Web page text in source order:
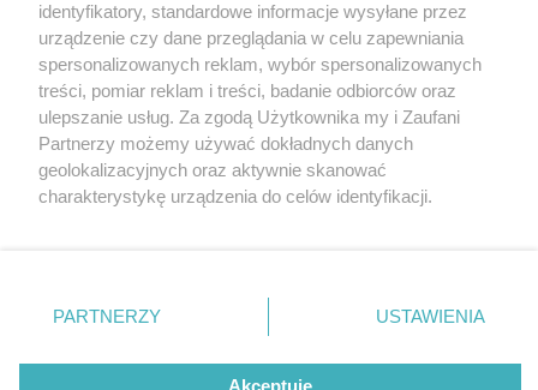
2 / 0
Nie zapomnij
zapoznać się z:
polityką prywatności regulamin korzystania z portali
Twojemiasto
Piekary Śląskie
Chorzów
Tarnowskie Góry
Gliwice
Skontakuj sięz nami
Kontakt
Wydawca
Redakcja
identyfikatory, standardowe informacje wysyłane przez
urządzenie czy dane przeglądania w celu zapewniania
spersonalizowanych reklam, wybór spersonalizowanych
treści, pomiar reklam i treści, badanie odbiorców oraz
ulepszanie usług. Za zgodą Użytkownika my i Zaufani
Partnerzy możemy używać dokładnych danych
geolokalizacyjnych oraz aktywnie skanować
charakterystykę urządzenia do celów identyfikacji.
zmienić/wycofać klikając przycisk ustawień prywatności
znajdujący się w lewym dolnym rogu strony
rodzaje przetwarzania danych nie wymagają zgody
użytkownika, ale masz prawo sprzeciwić się takiemu
PARTNERZY USTAWIENIA
Akceptuję